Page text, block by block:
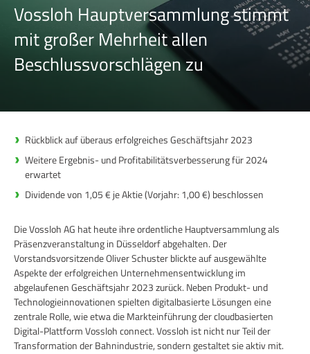
Vossloh Hauptversammlung stimmt
mit großer Mehrheit allen
Beschlussvorschlägen zu
Rückblick auf überaus erfolgreiches Geschäftsjahr 2023
Weitere Ergebnis- und Profitabilitätsverbesserung für 2024
erwartet
Dividende von 1,05 € je Aktie (Vorjahr: 1,00 €) beschlossen
Die Vossloh AG hat heute ihre ordentliche Hauptversammlung als
Präsenzveranstaltung in Düsseldorf abgehalten. Der
Vorstandsvorsitzende Oliver Schuster blickte auf ausgewählte
Aspekte der erfolgreichen Unternehmensentwicklung im
abgelaufenen Geschäftsjahr 2023 zurück. Neben Produkt- und
Technologieinnovationen spielten digitalbasierte Lösungen eine
zentrale Rolle, wie etwa die Markteinführung der cloudbasierten
Digital-Plattform Vossloh connect. Vossloh ist nicht nur Teil der
Transformation der Bahnindustrie, sondern gestaltet sie aktiv mit.